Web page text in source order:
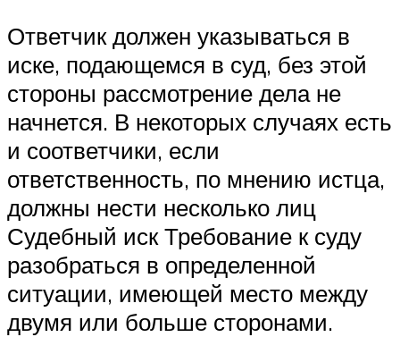
Ответчик должен указываться в
иске, подающемся в суд, без этой
стороны рассмотрение дела не
начнется. В некоторых случаях есть
и соответчики, если
ответственность, по мнению истца,
должны нести несколько лиц
Судебный иск Требование к суду
разобраться в определенной
ситуации, имеющей место между
двумя или больше сторонами.